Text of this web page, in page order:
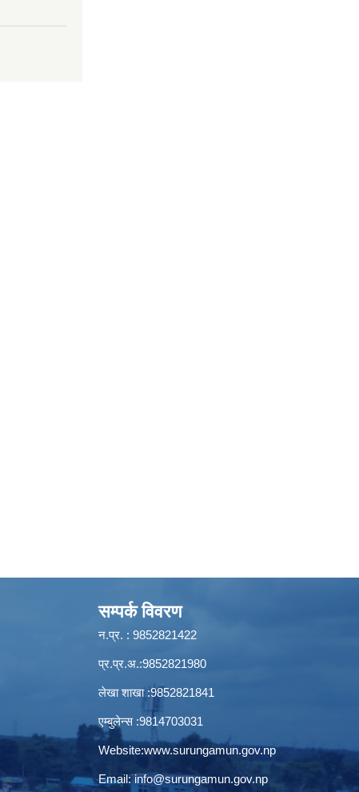
सम्पर्क विवरण
न.प्र. : 9852821422
प्र.प्र.अ.:9852821980
लेखा शाखा :9852821841
एम्बुलेन्स :9814703031
Website:www.surungamun.gov.np
Email:info@surungamun.gov.np